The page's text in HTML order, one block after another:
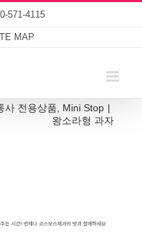
571-4115
MAP
사 전용상품 Mini Stop |
왕소라형 과자